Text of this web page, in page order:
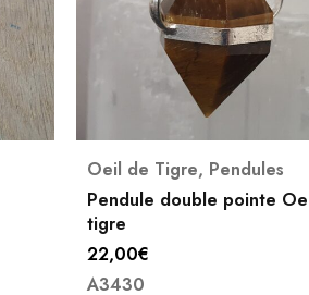
Obsidienne Oeil Céleste
Pendules
PENDULE OBSIDIENNE OEIL
CELESTE EGYPTIEN
28,00€